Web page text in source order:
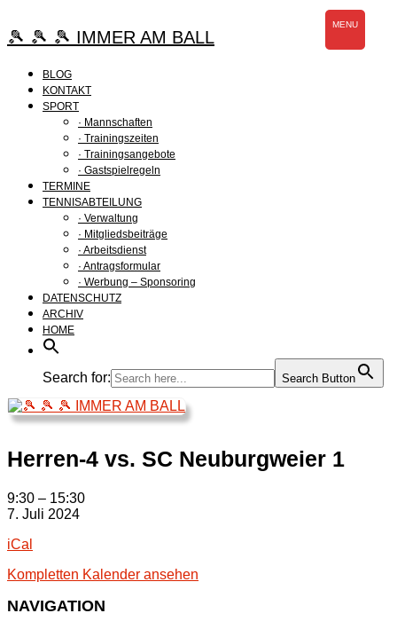
Inhalt
springen
🎾 🎾 🎾 IMMER AM BALL
BLOG
KONTAKT
SPORT
· Mannschaften
· Trainingszeiten
· Trainingsangebote
· Gastspielregeln
TERMINE
TENNISABTEILUNG
· Verwaltung
· Mitgliedsbeiträge
· Arbeitsdienst
· Antragsformular
· Werbung – Sponsoring
DATENSCHUTZ
ARCHIV
HOME
Search for: Search Button
Herren-4 vs. SC Neuburgweier 1
Herren-
4
SC
1
9:30 – 15:30
7. Juli 2024
iCal
Kompletten Kalender ansehen
NAVIGATION
MENU